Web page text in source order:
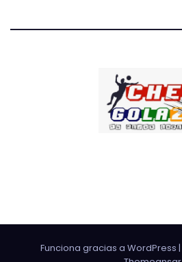
Funciona gracias a WordPress |